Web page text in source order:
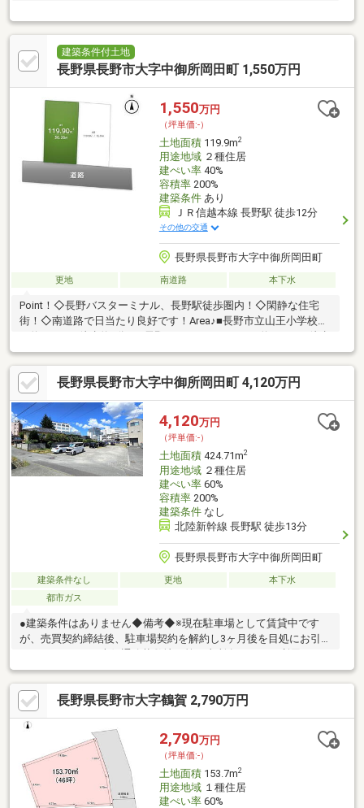
建築条件付土地
長野県長野市大字中御所岡田町 1,550万円
1,550万円
（坪単価:-）
土地面積119.9m2
用途地域２種住居
建ぺい率40%
容積率200%
建築条件あり
ＪＲ信越本線 長野駅 徒歩12分
その他の交通
長野県長野市大字中御所岡田町
更地 南道路 本下水
Point！◇長野バスターミナル、長野駅徒歩圏内！◇閑静な住宅
街！◇南道路で日当たり良好です！Area♪■長野市立山王小学校ま
約5分）■ローソン長野県庁前店まで約600ｍ（徒歩約8分）■西友
南石千堂店まで約650ｍ（徒歩約9分）■長野駅まで約850ｍ（徒歩
約12分）◆APHグループでの建築条件付き◆造成完了後、面積が
増減する可能性があります◆裾花風致地区第2種地域に該当し、
緑化義務等があります
長野県長野市大字中御所岡田町 4,120万円
4,120万円
（坪単価:-）
土地面積424.71m2
用途地域２種住居
建ぺい率60%
容積率200%
建築条件なし
北陸新幹線 長野駅 徒歩13分
長野県長野市大字中御所岡田町
建築条件なし 更地
本下水
都市ガス
●建築条件はありません◆備考◆※現在駐車場として賃貸中です
が、売買契約締結後、駐車場契約を解約し3ヶ月後を目処にお引渡
しいたします。※南側通路状敷地は第三者所有のため、利用でき
ません。
長野県長野市大字鶴賀 2,790万円
2,790万円
（坪単価:-）
土地面積153.7m2
用途地域１種住居
建ぺい率60%